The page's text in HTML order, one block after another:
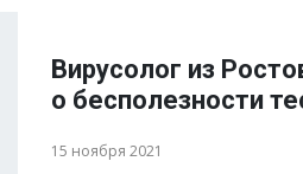
Вирусолог из
о бесполезности
15 ноября 2021